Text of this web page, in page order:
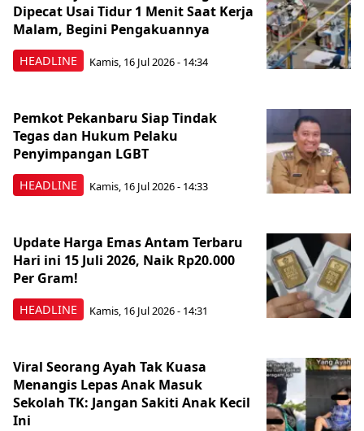
HEADLINE
Dipecat Usai Tidur 1 Menit Saat Kerja
Malam, Begini Pengakuannya
Kamis, 16 Jul 2026 - 14:34
HEADLINE
Pemkot Pekanbaru Siap Tindak
Tegas dan Hukum Pelaku
Penyimpangan LGBT
Kamis, 16 Jul 2026 - 14:33
HEADLINE
Update Harga Emas Antam Terbaru
Hari ini 15 Juli 2026, Naik Rp20.000
Per Gram!
Kamis, 16 Jul 2026 - 14:31
Viral Seorang Ayah Tak Kuasa
Menangis Lepas Anak Masuk
Sekolah TK: Jangan Sakiti Anak Kecil
Ini